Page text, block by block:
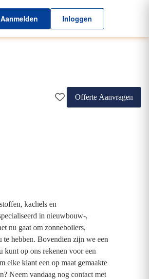
Inloggen
Offerte Aanvragen
kachels en
in nieuwbouw-,
nu gaat om zonneboilers,
te hebben. Bovendien zijn we een
kunt op ons rekenen voor een
elke klant een op maat gemaakte
Neem vandaag nog contact met